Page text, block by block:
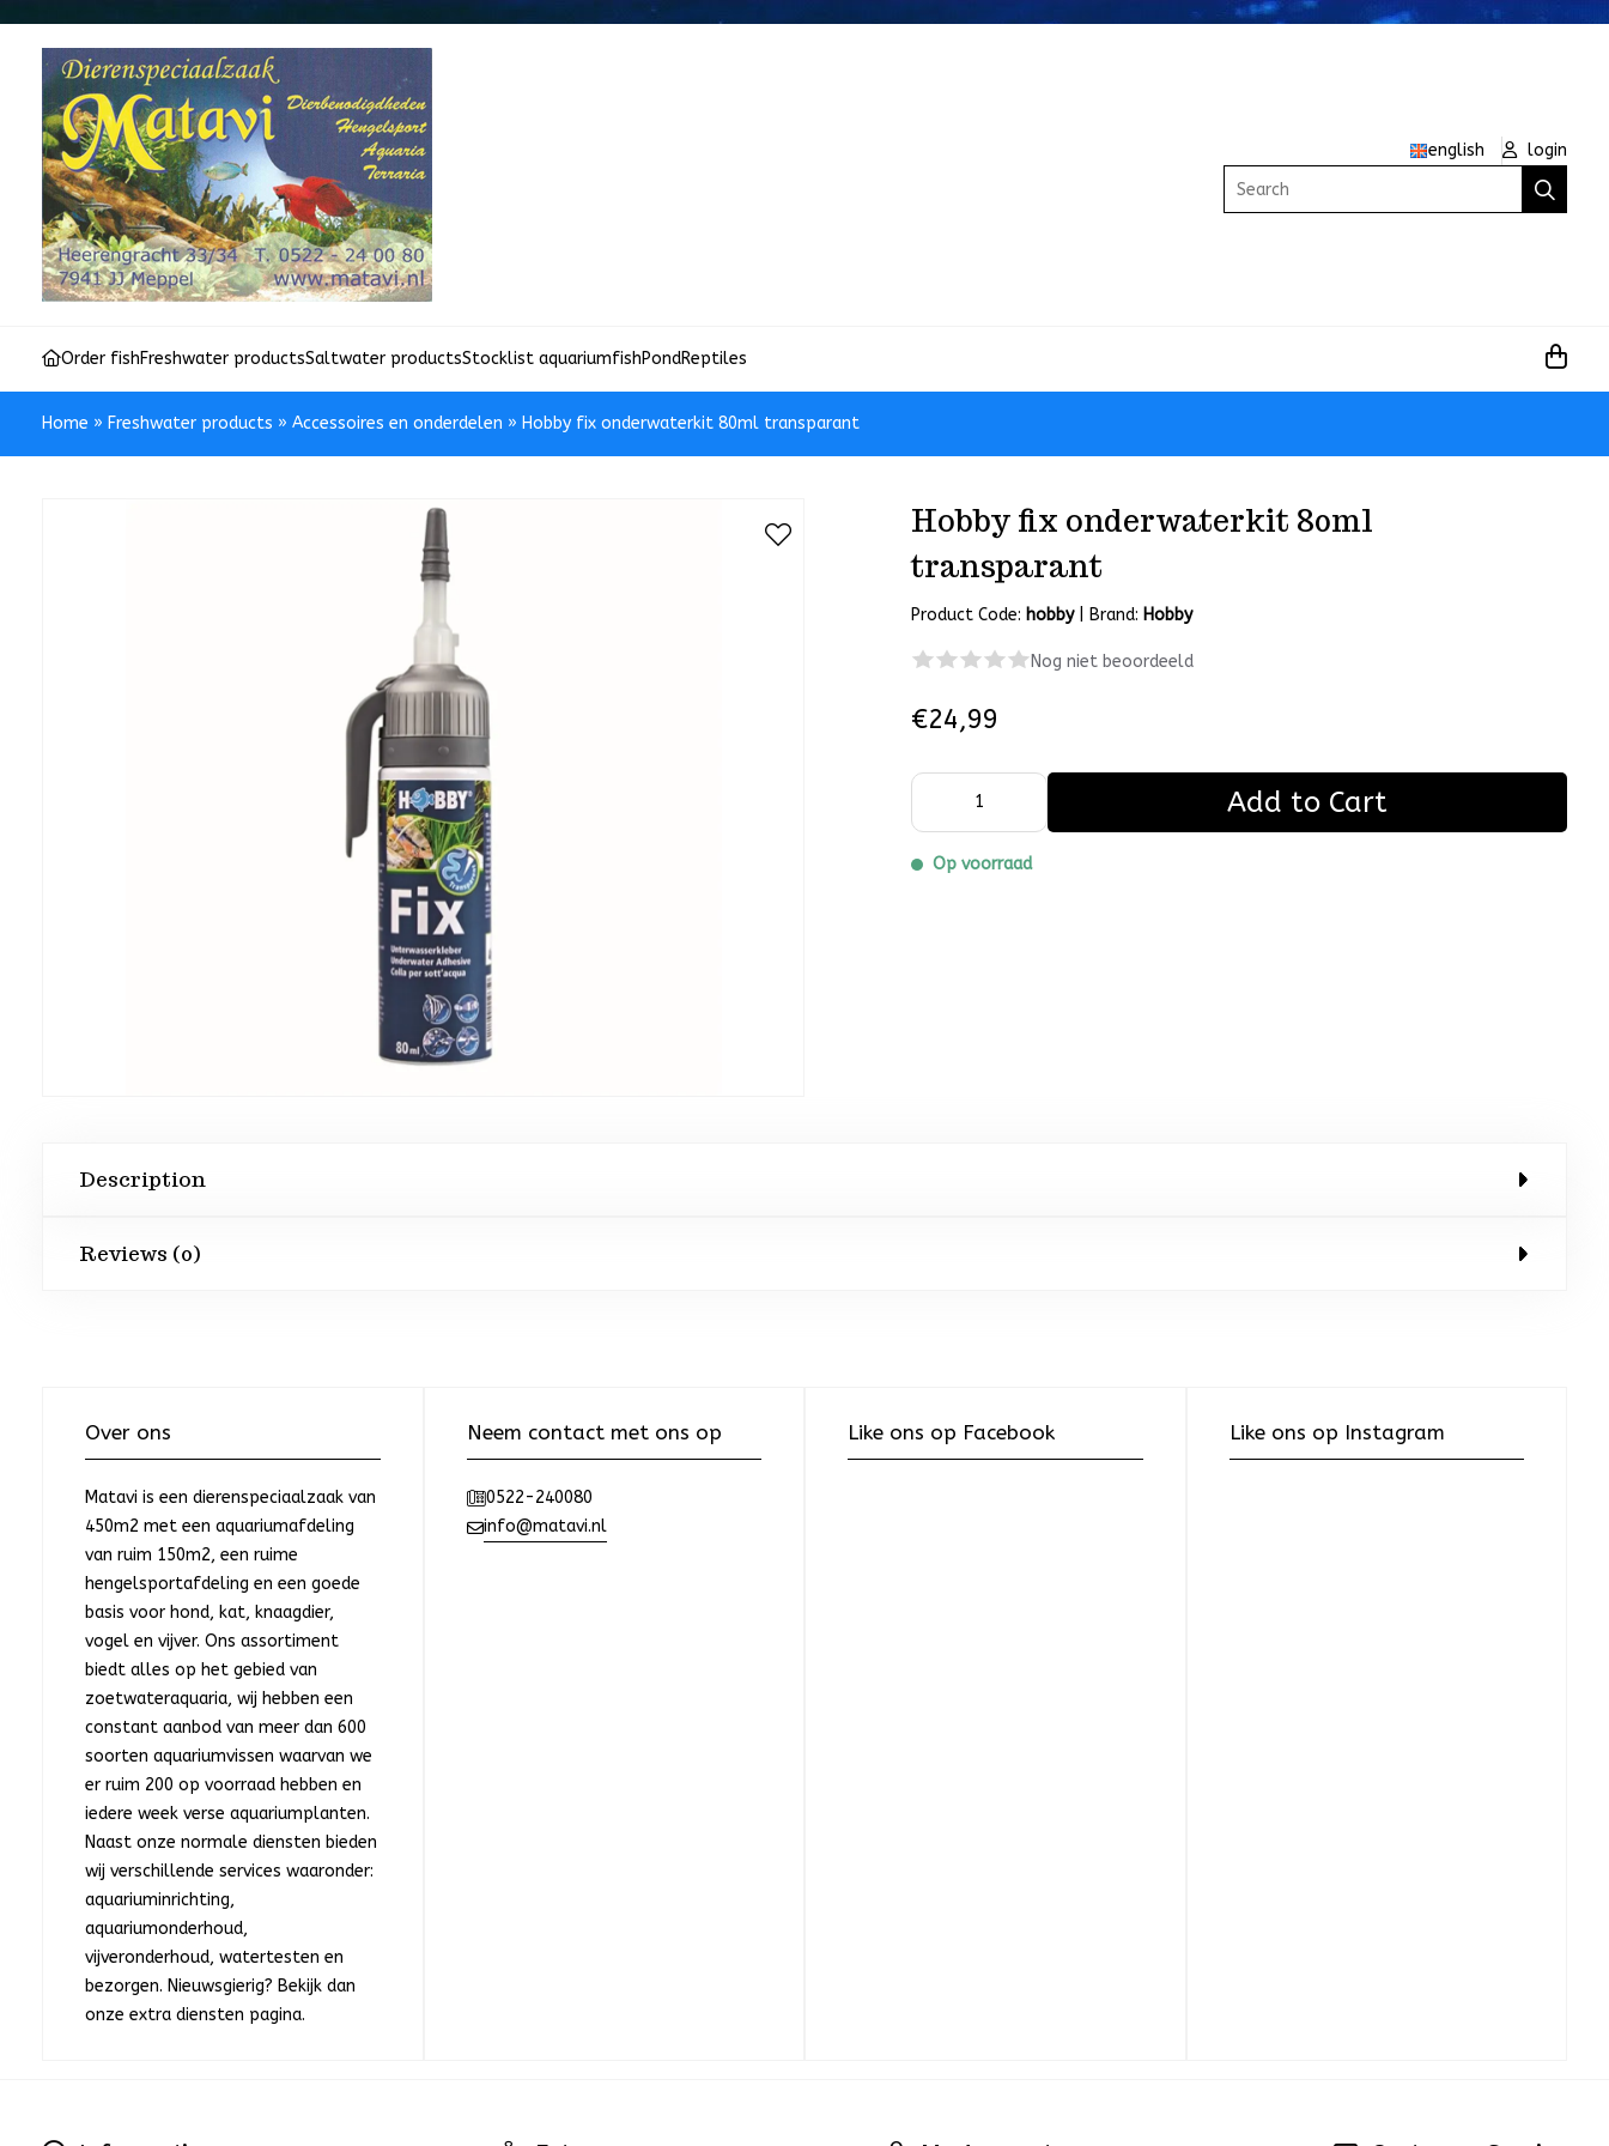
english
login
Search
Order fishFreshwater productsSaltwater productsStocklist aquariumfishPondReptiles
Home » Freshwater products » Accessoires en onderdelen » Hobby fix onderwaterkit 80ml transparant
Hobby fix onderwaterkit 80ml
transparant
Product Code: hobby Brand: Hobby
Nog niet beoordeeld
€24,99
Add to Cart
Op voorraad
Description
Reviews (0)
Over ons
Matavi is een dierenspeciaalzaak van
450m2 met een aquariumafdeling
van ruim 150m2, een ruime
hengelsportafdeling en een goede
basis voor hond, kat, knaagdier,
vogel en vijver. Ons assortiment
biedt alles op het gebied van
zoetwateraquaria, wij hebben een
constant aanbod van meer dan 600
soorten aquariumvissen waarvan we
er ruim 200 op voorraad hebben en
iedere week verse aquariumplanten.
Naast onze normale diensten bieden
wij verschillende services waaronder:
aquariuminrichting,
aquariumonderhoud,
vijveronderhoud, watertesten en
bezorgen. Nieuwsgierig? Bekijk dan
onze extra diensten pagina.
Neem contact met ons op
0522-240080
info@matavi.nl
Like ons op Facebook Like ons op Instagram